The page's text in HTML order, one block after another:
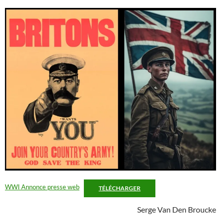
WWI Annonce presse web TÉLÉCHARGER
Serge Van Den Broucke